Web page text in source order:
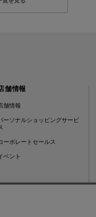
舗情報
舗情報
ーソナルショッピングサービ
ーポレートセールス
ベント